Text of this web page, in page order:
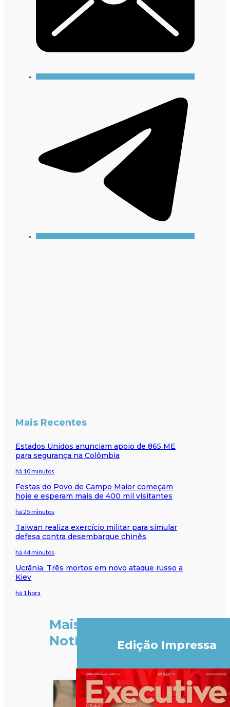
Mais Recentes
Estados Unidos anunciam apoio de 865 ME
para segurança na Colômbia
há 10 minutos
Festas do Povo de Campo Maior começam
hoje e esperam mais de 400 mil visitantes
há 25 minutos
Taiwan realiza exercício militar para simular
defesa contra desembarque chinês
há 44 minutos
Ucrânia: Três mortos em novo ataque russo a
Kiev
há 1 hora
Mais
Notícias
Edição Impressa